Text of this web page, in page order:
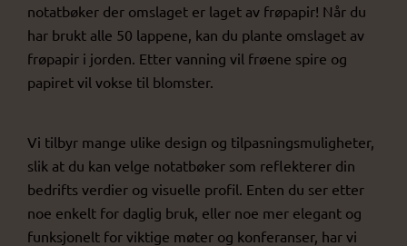
notatbøker der omslaget er laget av frøpapir! Når du
har brukt alle 50 lappene, kan du plante omslaget av
frøpapir i jorden. Etter vanning vil frøene spire og
papiret vil vokse til blomster.
Vi tilbyr mange ulike design og tilpasningsmuligheter,
slik at du kan velge notatbøker som reflekterer din
bedrifts verdier og visuelle profil. Enten du ser etter
noe enkelt for daglig bruk, eller noe mer elegant og
funksjonelt for viktige møter og konferanser, har vi